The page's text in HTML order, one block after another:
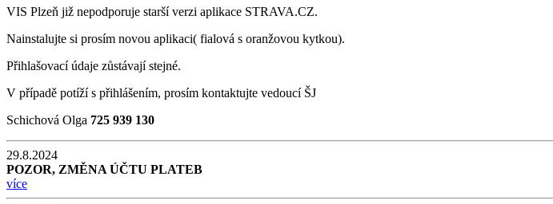
VIS Plzeň již nepodporuje starší verzi aplikace STRAVA.CZ.
Nainstalujte si prosím novou aplikaci( fialová s oranžovou kytkou).
Přihlašovací údaje zůstávají stejné.
V případě potíží s přihlášením, prosím kontaktujte vedoucí ŠJ
Schichová Olga 725 939 130
29.8.2024
POZOR, ZMĚNA ÚČTU PLATEB
více